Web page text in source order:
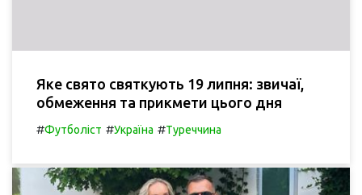
Яке свято святкують 19 липня: звичаї,
обмеження та прикмети цього дня
#Футболіст #Україна #Туреччина